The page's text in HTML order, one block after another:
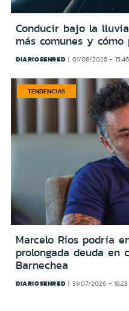
Conducir bajo la
más comunes y cómo
DIARIOSENRED 01/08/2026 -
TENDENCIAS
Marcelo Ríos podría
prolongada deuda en
Barnechea
DIARIOSENRED 31/07/2026 - 19:23